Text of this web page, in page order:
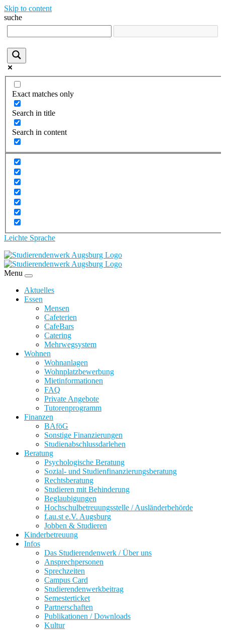
Skip to content
suche
Exact matches only
Search in title
Search in content
Leichte Sprache
Menu
Aktuelles
Essen
Mensen
Cafeterien
CafeBars
Catering
Mehrwegsystem
Wohnen
Wohnanlagen
Wohnplatzbewerbung
Mietinformationen
FAQ
Private Angebote
Tutorenprogramm
Finanzen
BAföG
Sonstige Finanzierungen
Studienabschlussdarlehen
Beratung
Psychologische Beratung
Sozial- und Studienfinanzierungsberatung
Rechtsberatung
Studieren mit Behinderung
Beglaubigungen
Hochschulbetreuungsstelle / Ausländerbehörde
f.au.st e.V. Augsburg
Jobben & Studieren
Kinderbetreuung
Infos
Das Studierendenwerk / Über uns
Ansprechpersonen
Sprechzeiten
Campus Card
Studierendenwerkbeitrag
Semesterticket
Partnerschaften
Publikationen / Downloads
Kultur